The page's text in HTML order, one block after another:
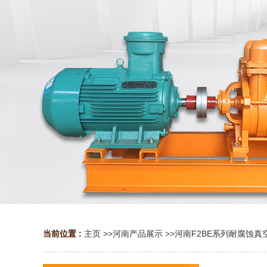
当前位置 : 主页 >>河南产品展示 >>河南F2BE系列耐腐蚀真